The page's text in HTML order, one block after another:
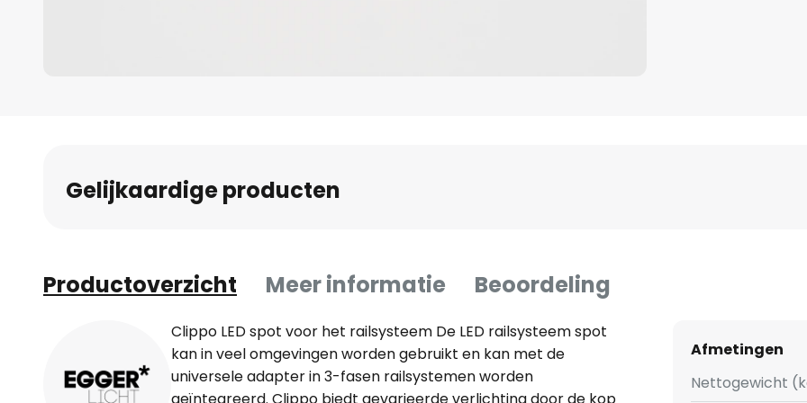
vanGelijkaardige producten
Productoverzicht Meer informatie Beoordeling
Clippo LED spot voor het railsysteem De LED railsysteem spot
kan in veel omgevingen worden gebruikt en kan met de
universele adapter in 3-fasen railsystemen worden
Afmetingen
Nettogewicht